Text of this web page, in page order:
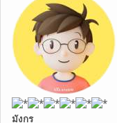
มังกร